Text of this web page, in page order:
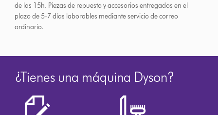
de las 15h. Piezas de repuesto y accesorios entregados en el
plazo de 5-7 días laborables mediante servicio de correo
ordinario.
¿Tienes una máquina Dyson?